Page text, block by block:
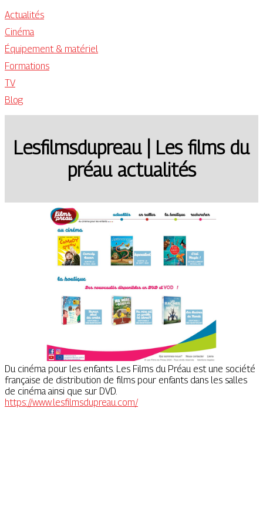
Actualités
Cinéma
Équipement & matériel
Formations
TV
Blog
Lesfilmsdup­reau | Les films du
préau actualités
Du cinéma pour les enfants. Les Films du Préau est une société
française de distribution de films pour enfants dans les salles
de cinéma ainsi que sur DVD.
https://www.lesfilmsdupreau.com/